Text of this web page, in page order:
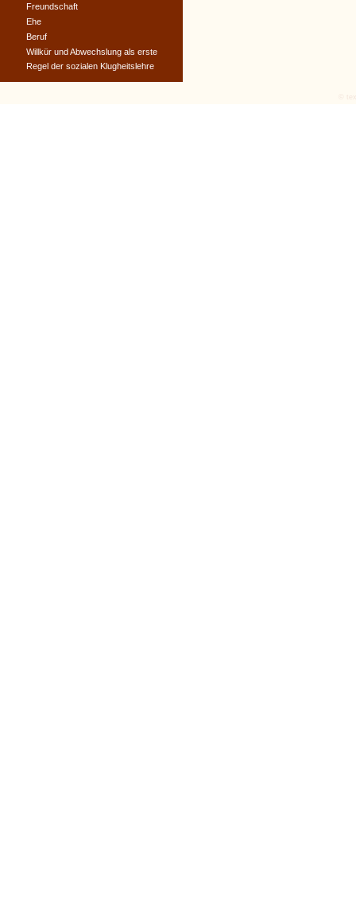
Freundschaft
Ehe
Beruf
Willkür und Abwechslung als erste
Regel der sozialen Klugheitslehre